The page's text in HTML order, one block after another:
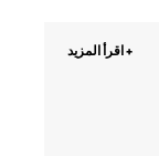
+ اقرأ المزيد